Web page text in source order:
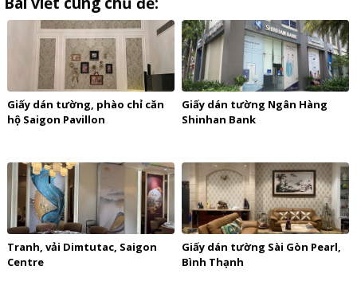
Giấy dán tường, phào chỉ căn
hộ Saigon Pavillon
Giấy dán tường Ngân Hàng
Shinhan Bank
Tranh, vải Dimtutac, Saigon
Centre
Giấy dán tường Sài Gòn Pearl,
Bình Thạnh